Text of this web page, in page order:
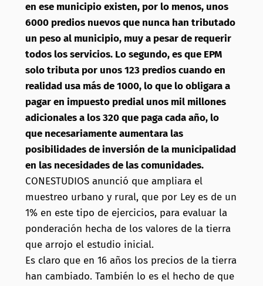
en ese municipio existen, por lo menos, unos
6000 predios nuevos que nunca han tributado
un peso al municipio, muy a pesar de requerir
todos los servicios. Lo segundo, es que EPM
solo tributa por unos 123 predios cuando en
realidad usa más de 1000, lo que lo obligara a
pagar en impuesto predial unos mil millones
adicionales a los 320 que paga cada año, lo
que necesariamente aumentara las
posibilidades de inversión de la municipalidad
en las necesidades de las comunidades.
CONESTUDIOS anunció que ampliara el
muestreo urbano y rural, que por Ley es de un
1% en este tipo de ejercicios, para evaluar la
ponderación hecha de los valores de la tierra
que arrojo el estudio inicial.
Es claro que en 16 años los precios de la tierra
han cambiado. También lo es el hecho de que